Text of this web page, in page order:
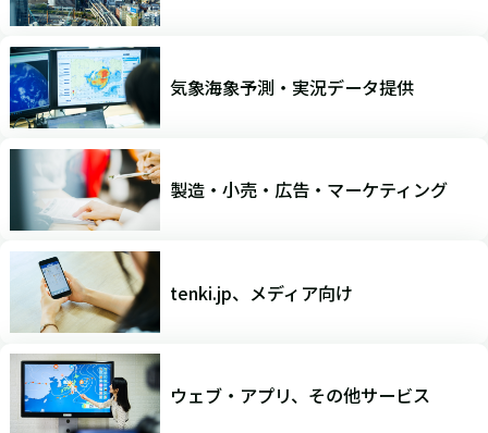
気象海象予測・実況データ提供
製造・小売・広告・マーケティング
tenki.jp、メディア向け
ウェブ・アプリ、その他サービス